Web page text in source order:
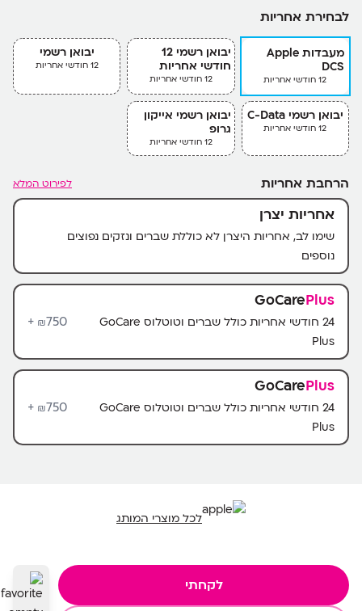
לבחירת אחריות
מעבדות Apple
DCS
12 חודשי אחריות
יבואן רשמי 12
חודשי אחריות
12 חודשי אחריות
יבואן רשמי
12 חודשי אחריות
יבואן רשמי C-Data
12 חודשי אחריות
יבואן רשמי אייקון
גרופ
12 חודשי אחריות
הרחבת אחריות לפירוט המלא
אחריות יצרן
שימו לב, אחריות היצרן לא כוללת שברים ונזקים נפוצים
נוספים
GoCarePlus
24 חודשי אחריות כולל שברים וטוטלוס GoCare
Plus
₪750+
GoCarePlus
24 חודשי אחריות כולל שברים וטוטלוס GoCare
Plus
₪750+
לכל מוצרי המותג
לקחתי